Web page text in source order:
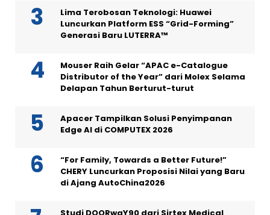
Lima Terobosan Teknologi: Huawei
Luncurkan Platform ESS “Grid-Forming”
Generasi Baru LUTERRA™
Mouser Raih Gelar “APAC e-Catalogue
Distributor of the Year” dari Molex Selama
Delapan Tahun Berturut-turut
Apacer Tampilkan Solusi Penyimpanan
Edge AI di COMPUTEX 2026
“For Family, Towards a Better Future!”
CHERY Luncurkan Proposisi Nilai yang Baru
di Ajang AutoChina2026